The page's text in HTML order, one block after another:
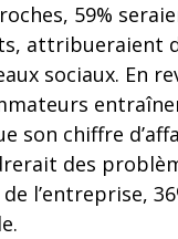
59%
attribueraient
sociaux. En
son chiffre
des
l’entreprise,